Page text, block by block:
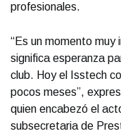
profesionales.
“Es un momento
significa esperanza
club. Hoy el Isstech
pocos meses”,
quien encabezó el
subsecretaria de